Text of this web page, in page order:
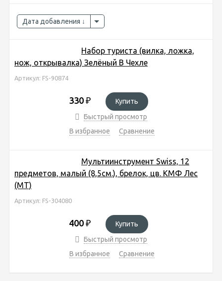
Дата добавления
Набор туриста (вилка, ложка,
нож, открывалка) Зелёный В Чехле
Артикул: FS-90874
330 ₽
Купить
Быстрый просмотр
В избранное
Сравнение
Мультиинструмент Swiss, 12
предметов, малый (8,5см.), брелок, цв. КМФ Лес
(MT)
Артикул: FS-304080
400 ₽
Купить
Быстрый просмотр
В избранное
Сравнение